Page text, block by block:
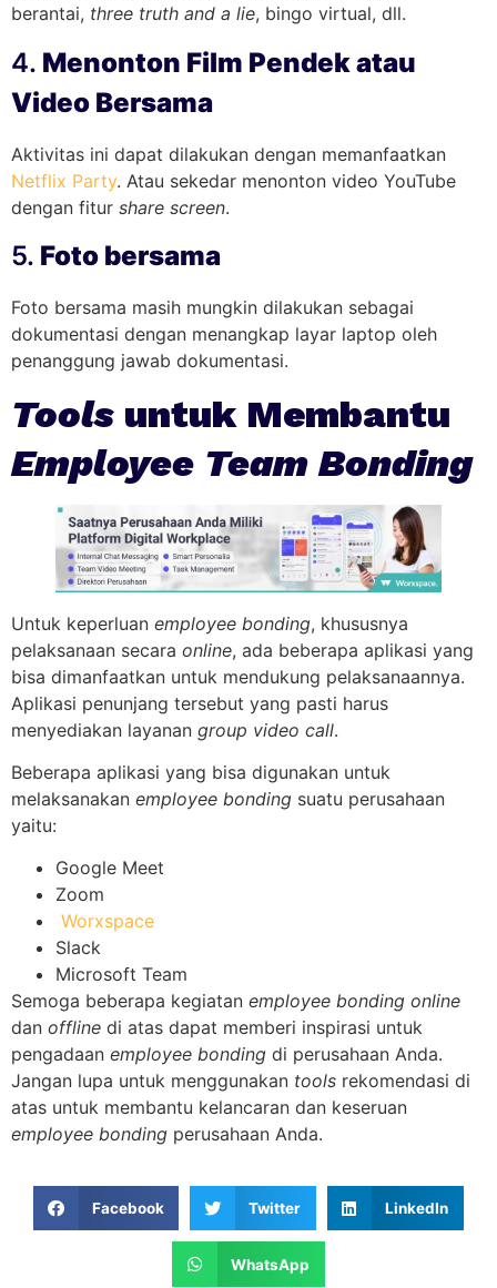
berantai, three truth and a lie, bingo virtual, dll.
4. Menonton Film Pendek atau
Video Bersama
Aktivitas ini dapat dilakukan dengan memanfaatkan
Netflix Party. Atau sekedar menonton video YouTube
dengan fitur share screen.
5. Foto bersama
Foto bersama masih mungkin dilakukan sebagai
dokumentasi dengan menangkap layar laptop oleh
penanggung jawab dokumentasi.
Tools untuk Membantu
Employee Team Bonding
Untuk keperluan employee bonding, khususnya
pelaksanaan secara online, ada beberapa aplikasi yang
bisa dimanfaatkan untuk mendukung pelaksanaannya.
Aplikasi penunjang tersebut yang pasti harus
menyediakan layanan group video call.
Beberapa aplikasi yang bisa digunakan untuk
melaksanakan employee bonding suatu perusahaan
yaitu:
Google Meet
Zoom
Worxspace
Slack
Microsoft Team
Semoga beberapa kegiatan employee bonding online
dan offline di atas dapat memberi inspirasi untuk
pengadaan employee bonding di perusahaan Anda.
Jangan lupa untuk menggunakan tools rekomendasi di
atas untuk membantu kelancaran dan keseruan
employee bonding perusahaan Anda.
Facebook Twitter LinkedIn
WhatsApp